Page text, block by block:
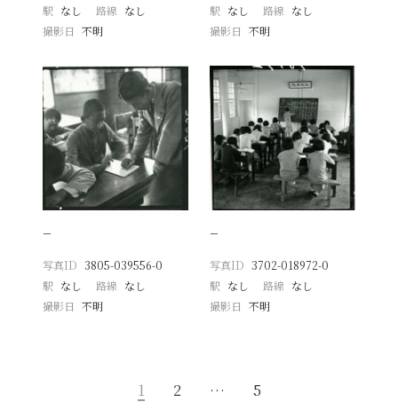
駅 なし 路線 なし
撮影日
不明
駅 なし 路線 なし
撮影日 不明
−
写真ID 3805-039556-0
駅 なし 路線 なし
撮影日
不明
−
写真ID 3702-018972-0
駅 なし 路線 なし
撮影日 不明
1 2 … 5